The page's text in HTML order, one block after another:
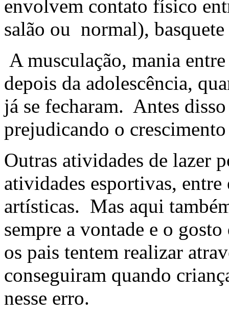
envolvem contato físico
salão ou normal),
A musculação, mania
depois da adolescência,
já se fecharam. Antes
prejudicando o
Outras atividades de lazer
atividades esportivas, entre
artísticas. Mas aqui
sempre a vontade e o
os pais tentem realizar
conseguiram quando
nesse erro.